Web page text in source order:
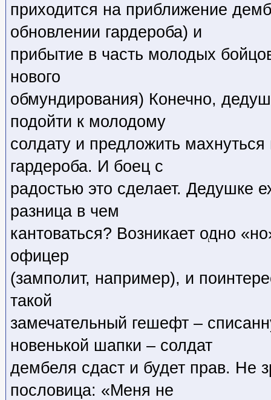
приходится на приближение
обновлении гардероба) и
прибытие в часть молодых
нового
обмундирования) Конечно,
подойти к молодому
солдату и предложить
гардероба. И боец с
радостью это сделает. Дедушке
разница в чем
кантоваться? Возникает одно
офицер
(замполит, например), и
такой
замечательный гешефт –
новенькой шапки – солдат
дембеля сдаст и будет прав. Не
пословица: «Меня не